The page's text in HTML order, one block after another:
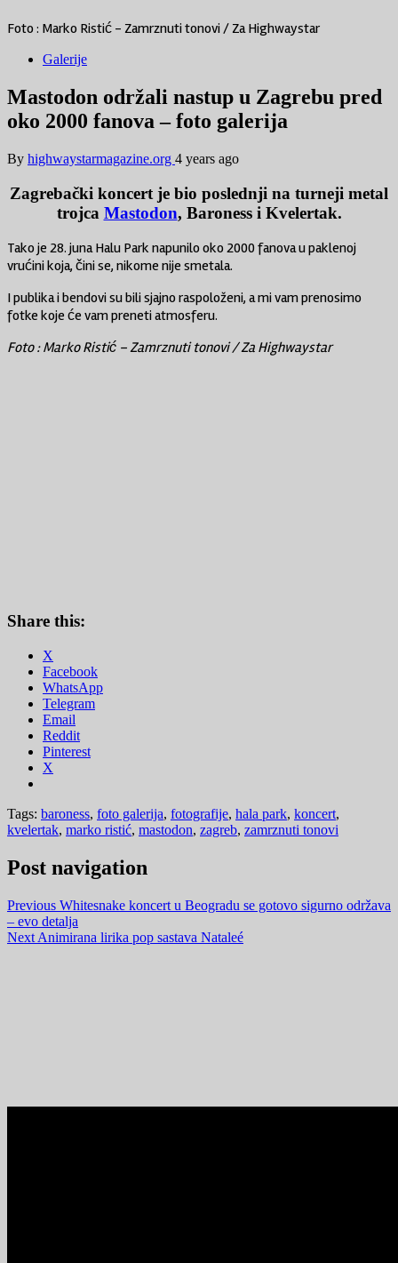
Foto : Marko Ristić - Zamrznuti tonovi / Za Highwaystar
Galerije
Mastodon održali nastup u Zagrebu pred
oko 2000 fanova – foto galerija
By highwaystarmagazine.org 4 years ago
Zagrebački koncert je bio poslednji na turneji metal
trojca Mastodon, Baroness i Kvelertak.
Tako je 28. juna Halu Park napunilo oko 2000 fanova u paklenoj
vrućini koja, čini se, nikome nije smetala.
I publika i bendovi su bili sjajno raspoloženi, a mi vam prenosimo
fotke koje će vam preneti atmosferu.
Foto : Marko Ristić – Zamrznuti tonovi / Za Highwaystar
Share this:
X
Facebook
WhatsApp
Telegram
Email
Reddit
Pinterest
X
Tags: baroness, foto galerija, fotografije, hala park, koncert,
kvelertak, marko ristić, mastodon, zagreb, zamrznuti tonovi
Post navigation
Previous Whitesnake koncert u Beogradu se gotovo sigurno održava
– evo detalja
Next Animirana lirika pop sastava Nataleé